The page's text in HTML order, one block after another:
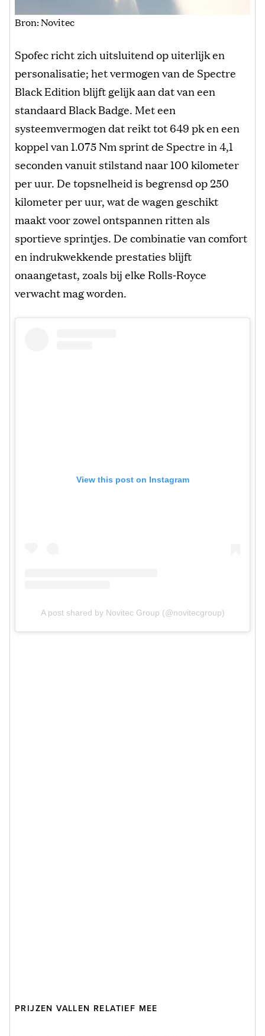
Bron: Novitec
Spofec richt zich uitsluitend op uiterlijk en
personalisatie; het vermogen van de Spectre
Black Edition blijft gelijk aan dat van een
standaard Black Badge. Met een
systeemvermogen dat reikt tot 649 pk en een
koppel van 1.075 Nm sprint de Spectre in 4,1
seconden vanuit stilstand naar 100 kilometer
per uur. De topsnelheid is begrensd op 250
kilometer per uur, wat de wagen geschikt
maakt voor zowel ontspannen ritten als
sportieve sprintjes. De combinatie van comfort
en indrukwekkende prestaties blijft
onaangetast, zoals bij elke Rolls‑Royce
verwacht mag worden.
View this post on Instagram
A post shared by Novitec Group (@novitecgroup)
PRIJZEN VALLEN RELATIEF MEE